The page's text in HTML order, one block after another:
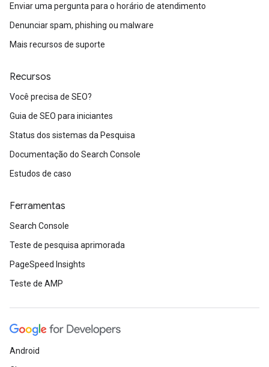
Enviar uma pergunta para o horário de atendimento
Denunciar spam, phishing ou malware
Mais recursos de suporte
Recursos
Você precisa de SEO?
Guia de SEO para iniciantes
Status dos sistemas da Pesquisa
Documentação do Search Console
Estudos de caso
Ferramentas
Search Console
Teste de pesquisa aprimorada
PageSpeed Insights
Teste de AMP
Android